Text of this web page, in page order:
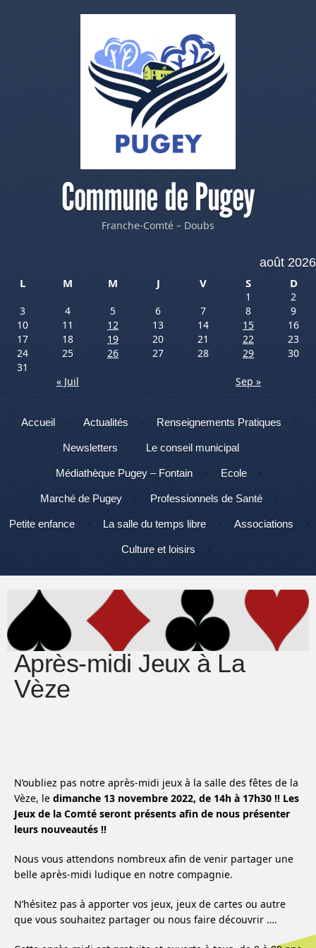
Commune de Pugey
Franche-Comté – Doubs
août 2026
L
M M J V S D
1
2
3
4 5 6 7 8
9
10
11 12 13 14 15
16
17
18 19 20 21 22
23
24
25 26 27 28 29
30
31
« Juil
Sep »
Menu
Aller au contenu
Accueil Actualités Renseignements Pratiques
Newsletters Le conseil municipal
Médiathèque Pugey – Fontain Ecole
Marché de Pugey Professionnels de Santé
Petite enfance La salle du temps libre Associations
Culture et loisirs
Après-midi Jeux à La
Vèze
N’oubliez pas notre après-midi jeux à la salle des fêtes de la
Vèze, le dimanche 13 novembre 2022, de 14h à 17h30 !! Les
Jeux de la Comté seront présents afin de nous présenter
leurs nouveautés !!
Nous vous attendons nombreux afin de venir partager une
belle après-midi ludique en notre compagnie.
N’hésitez pas à apporter vos jeux, jeux de cartes ou autre
que vous souhaitez partager ou nous faire découvrir ….